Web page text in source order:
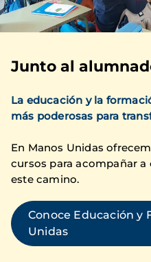
Junto al
La educación y la
más poderosas para
En Manos Unidas
cursos para acompañar
este camino.
Conoce Educación y
Unidas